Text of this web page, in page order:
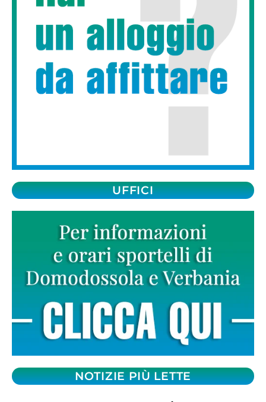
UFFICI
NOTIZIE PIÙ LETTE